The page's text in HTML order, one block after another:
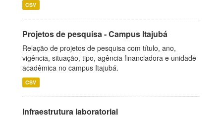
CSV
Projetos de pesquisa - Campus Itajubá
Relação de projetos de pesquisa com título, ano,
vigência, situação, tipo, agência financiadora e unidade
acadêmica no campus Itajubá.
CSV
Infraestrutura laboratorial